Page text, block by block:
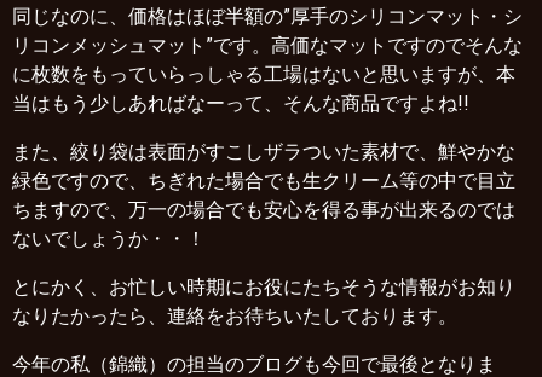
同じなのに、価格はほぼ半額の”厚手のシリコンマット・シ
リコンメッシュマット”です。高価なマットですのでそんな
に枚数をもっていらっしゃる工場はないと思いますが、本
当はもう少しあればなーって、そんな商品ですよね!!
また、絞り袋は表面がすこしザラついた素材で、鮮やかな
緑色ですので、ちぎれた場合でも生クリーム等の中で目立
ちますので、万一の場合でも安心を得る事が出来るのでは
ないでしょうか・・！
とにかく、お忙しい時期にお役にたちそうな情報がお知り
なりたかったら、連絡をお待ちいたしております。
今年の私（錦織）の担当のブログも今回で最後となりま